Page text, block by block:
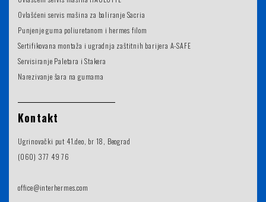
Ovlašćeni servis mašina za baliranje Sacria
Punjenje guma poliuretanom i hermes filom
Sertifikovana montaža i ugradnja zaštitnih barijera A-SAFE
Servisiranje Paletara i Stakera
Narezivanje šara na gumama
Kontakt
Ugrinovački put 41.deo, br 18, Beograd
(060) 377 49 76
office@interhermes.com